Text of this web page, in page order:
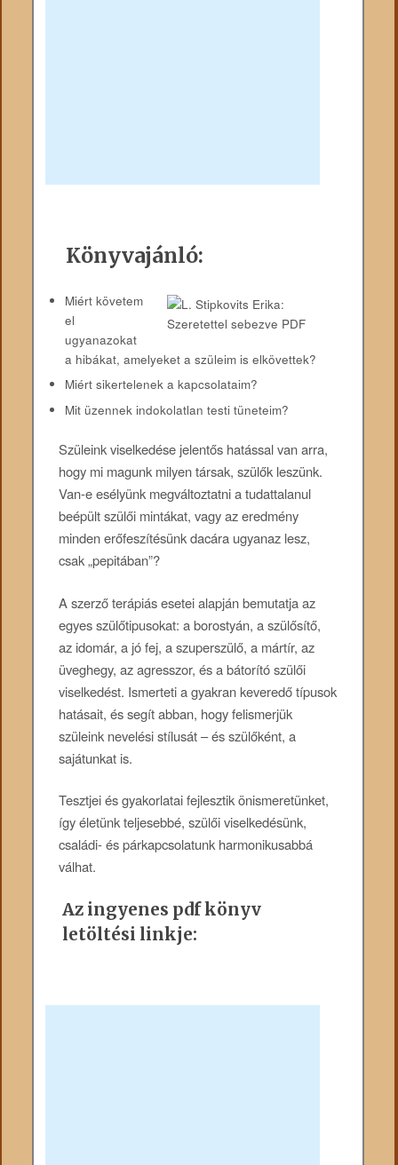
Könyvajánló:
Miért követem
el
ugyanazokat
a hibákat, amelyeket a szüleim is elkövettek?
Miért sikertelenek a kapcsolataim?
Mit üzennek indokolatlan testi tüneteim?
Szüleink viselkedése jelentős hatással van arra,
hogy mi magunk milyen társak, szülők leszünk.
Van-e esélyünk megváltoztatni a tudattalanul
beépült szülői mintákat, vagy az eredmény
minden erőfeszítésünk dacára ugyanaz lesz,
csak „pepitában”?
A szerző terápiás esetei alapján bemutatja az
egyes szülőtipusokat: a borostyán, a szülősítő,
az idomár, a jó fej, a szuperszülő, a mártír, az
üveghegy, az agresszor, és a bátorító szülői
viselkedést. Ismerteti a gyakran keveredő típusok
hatásait, és segít abban, hogy felismerjük
szüleink nevelési stílusát – és szülőként, a
sajátunkat is.
Tesztjei és gyakorlatai fejlesztik önismeretünket,
így életünk teljesebbé, szülői viselkedésünk,
családi- és párkapcsolatunk harmonikusabbá
válhat.
Az ingyenes pdf könyv
letöltési linkje: